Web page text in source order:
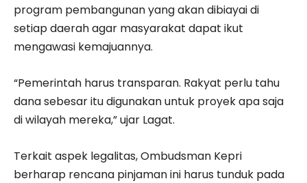
program pembangunan yang akan dibiayai di
setiap daerah agar masyarakat dapat ikut
mengawasi kemajuannya.
“Pemerintah harus transparan. Rakyat perlu tahu
dana sebesar itu digunakan untuk proyek apa saja
di wilayah mereka,” ujar Lagat.
Terkait aspek legalitas, Ombudsman Kepri
berharap rencana pinjaman ini harus tunduk pada